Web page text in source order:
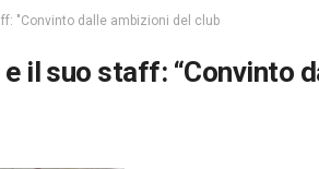
"Convinto dalle ambizioni del club
il suo staff: “Convinto